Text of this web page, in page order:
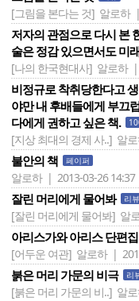
[그림을 본다는 것] 알로하
저자의 관점으로 다시 본
술은 정감 있으면서도 미
[나의 한국현대사] 알로하 |
비정규로 착취당한다고
야만 내 후배들에게 부끄
다에게 권하고 싶은 책.
[지상 최대의 경제 사..] 알
불안의 책 페이퍼
알로하 | 2013-03-26 14:37
잘린 머리에게 물어봐 리뷰
[잘린 머리에게 물어봐] 알
아리스가와 아리스 단편집
[어두운 여관] 알로하 |
붉은 머리 가문의 비극 리
[붉은 머리 가문의 비..] 알